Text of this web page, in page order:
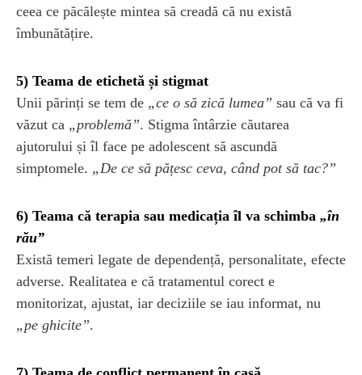
ceea ce păcălește mintea să creadă că nu există
îmbunătățire.
5) Teama de etichetă și stigmat
Unii părinți se tem de „ce o să zică lumea” sau că va fi
văzut ca „problemă”. Stigma întârzie căutarea
ajutorului și îl face pe adolescent să ascundă
simptomele. „De ce să pățesc ceva, când pot să tac?”
6) Teama că terapia sau medicația îl va schimba „în
rău”
Există temeri legate de dependență, personalitate, efecte
adverse. Realitatea e că tratamentul corect e
monitorizat, ajustat, iar deciziile se iau informat, nu
„pe ghicite”.